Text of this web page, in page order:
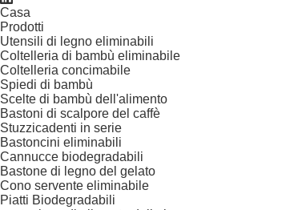
Casa
Prodotti
Utensili di legno eliminabili
Coltelleria di bambù eliminabile
Coltelleria concimabile
Spiedi di bambù
Scelte di bambù dell'alimento
Bastoni di scalpore del caffè
Stuzzicadenti in serie
Bastoncini eliminabili
Cannucce biodegradabili
Bastone di legno del gelato
Cono servente eliminabile
Piatti Biodegradabili